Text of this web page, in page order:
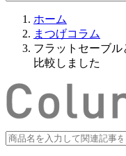
ホーム
まつげコラム
フラットセーブ
比較しました